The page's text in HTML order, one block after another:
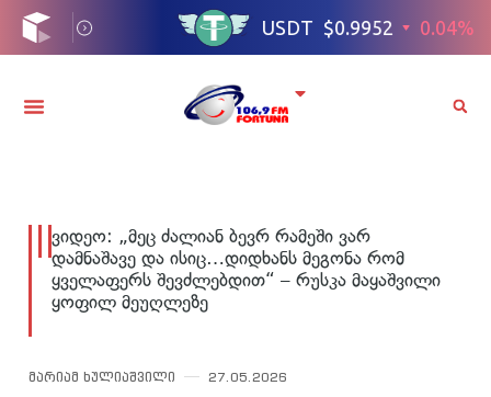
ვიდეო: „მეც ძალიან ბევრ რამეში ვარ
დამნაშავე და ისიც…დიდხანს მეგონა რომ
ყველაფერს შევძლებდით“ – რუსკა მაყაშვილი
ყოფილ მეუღლეზე
მარიამ ხულიაშვილი 27.05.2026